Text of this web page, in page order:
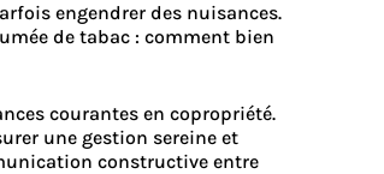
engendrer des nuisances.
de tabac : comment bien
courantes en copropriété.
une gestion sereine et
constructive entre